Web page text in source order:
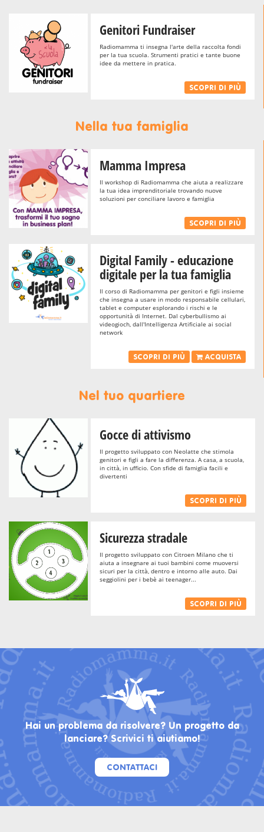
Genitori Fundraiser
Radiomamma ti insegna l'arte della raccolta fondi
per la tua scuola. Strumenti pratici e tante buone
idee da mettere in pratica.
SCOPRI DI PIÙ
Nella tua famiglia
Mamma Impresa
Il workshop di Radiomamma che aiuta a realizzare
la tua idea imprenditoriale trovando nuove
soluzioni per conciliare lavoro e famiglia
SCOPRI DI PIÙ
Digital Family - educazione
digitale per la tua famiglia
Il corso di Radiomamma per genitori e figli insieme
che insegna a usare in modo responsabile cellulari,
tablet e computer esplorando i rischi e le
opportunità di Internet. Dal cyberbullismo ai
videogioch, dall'Intelligenza Artificiale ai social
network
SCOPRI DI PIÙ ACQUISTA
Nel tuo quartiere
Gocce di attivismo
Il progetto sviluppato con Neolatte che stimola
genitori e figli a fare la differenza. A casa, a scuola,
in città, in ufficio. Con sfide di famiglia facili e
divertenti
SCOPRI DI PIÙ
Sicurezza stradale
Il progetto sviluppato con Citroen Milano che ti
aiuta a insegnare ai tuoi bambini come muoversi
sicuri per la città, dentro e intorno alle auto. Dai
seggiolini per i bebè ai teenager...
SCOPRI DI PIÙ
Hai un problema da risolvere? Un progetto da
lanciare? Scrivici ti aiutiamo!
CONTATTACI